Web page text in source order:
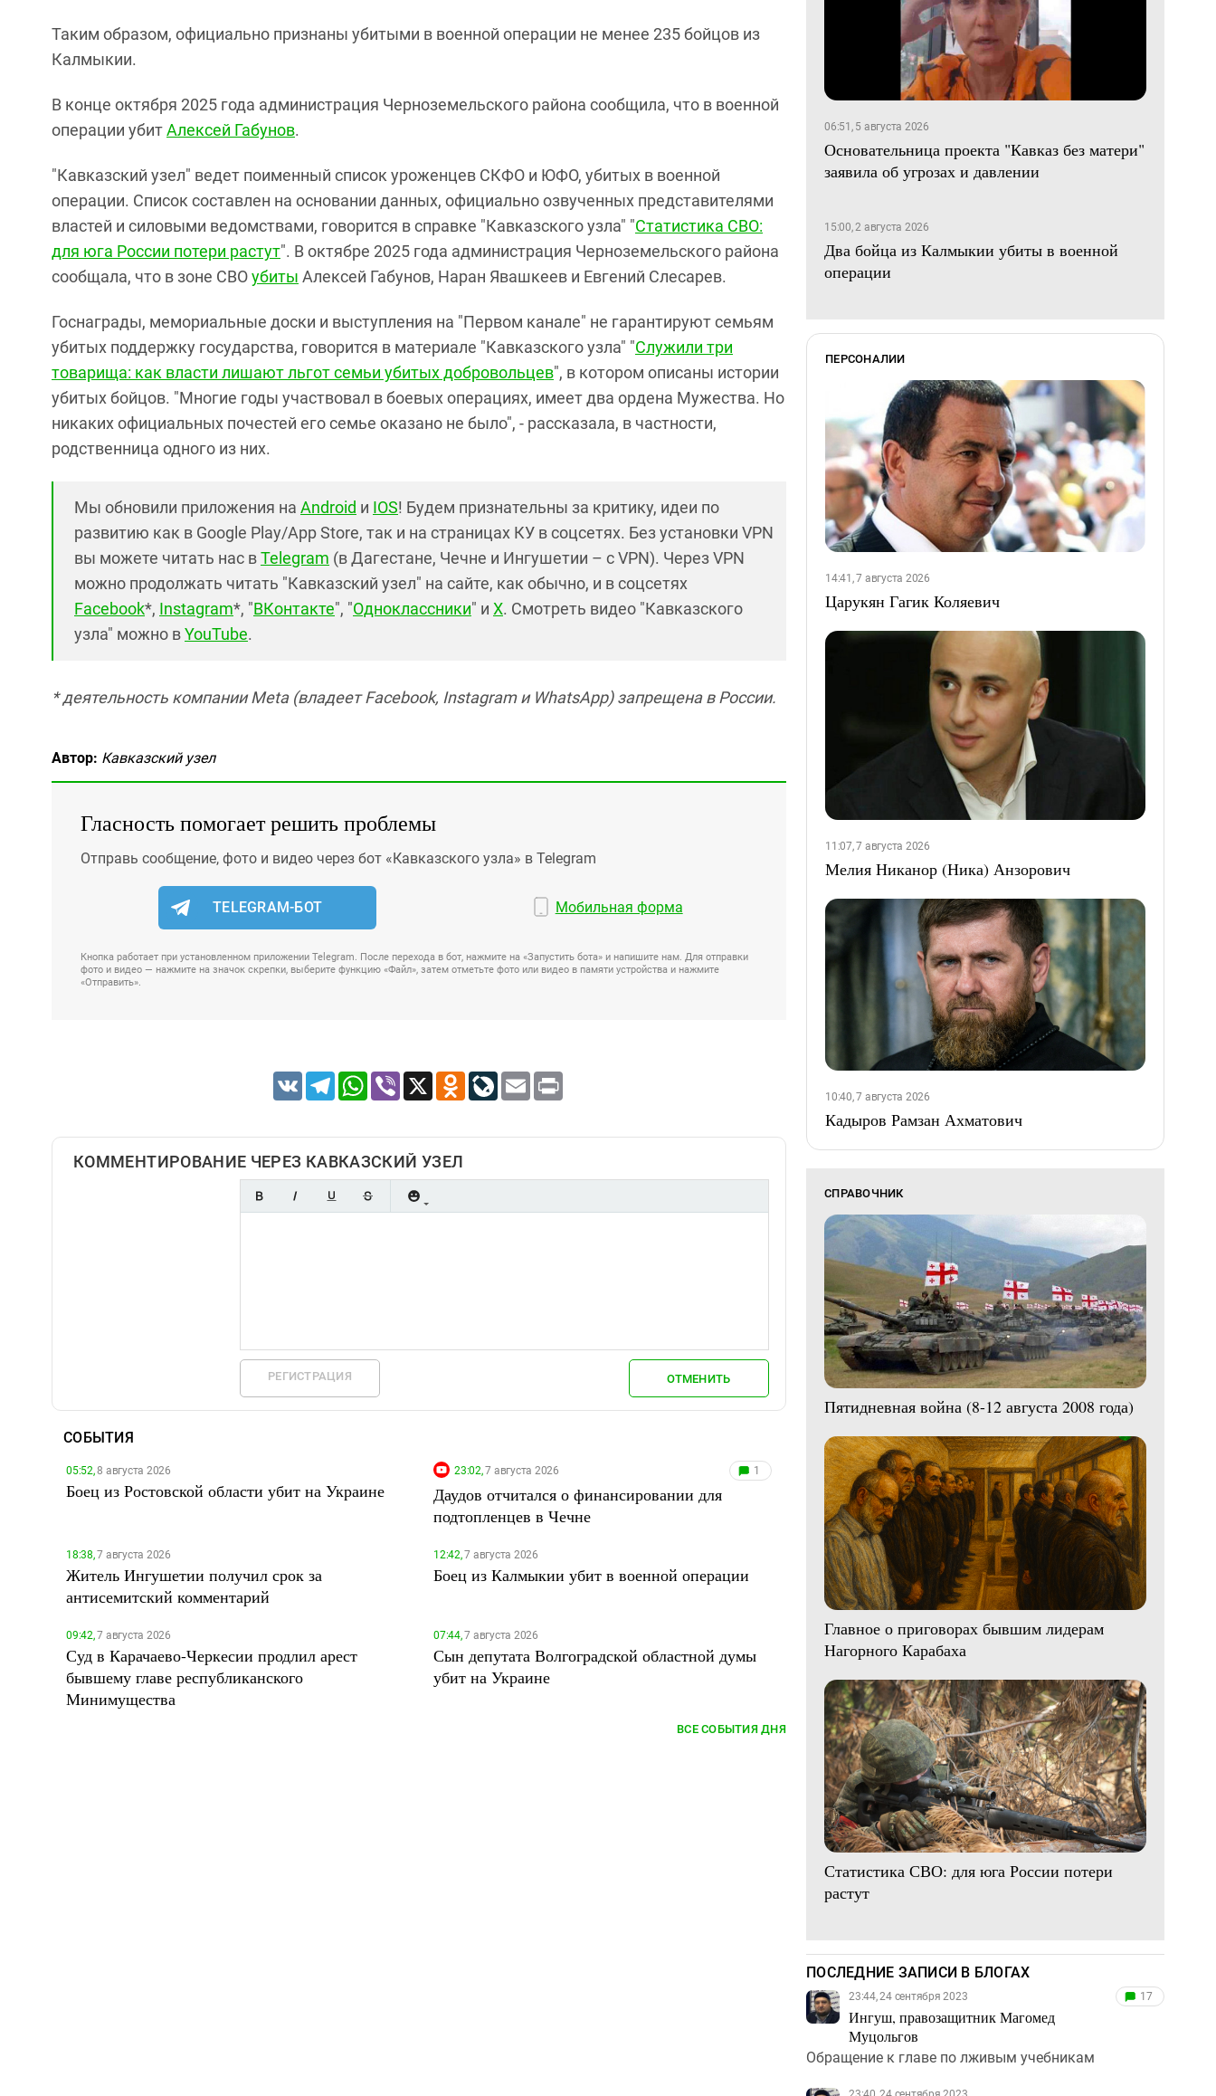
Таким образом, официально признаны убитыми в военной операции не менее 235 бойцов из
Калмыкии.
В конце октября 2025 года администрация Черноземельского района сообщила, что в военной
операции убитАлексей Габунов.
"Кавказский узел" ведет поименный список уроженцев СКФО и ЮФО, убитых в военной
операции. Список составлен на основании данных, официально озвученных представителями
властей и силовыми ведомствами, говорится в справке "Кавказского узла" "Статистика СВО:
для юга России потери растут". В октябре 2025 года администрация Черноземельского района
сообщала, что в зоне СВОубиты Алексей Габунов, Наран Явашкеев и Евгений Слесарев.
Госнаграды, мемориальные доски и выступления на "Первом канале" не гарантируют семьям
убитых поддержку государства, говорится в материале "Кавказского узла" "Служили три
товарища: как власти лишают льгот семьи убитых добровольцев", в котором описаны истории
убитых бойцов. "Многие годы участвовал в боевых операциях, имеет два ордена Мужества. Но
никаких официальных почестей его семье оказано не было", - рассказала, в частности,
родственница одного из них.
Мы обновили приложения на Android и IOS! Будем признательны за критику, идеи по
развитию как в Google Play/App Store, так и на страницах КУ в соцсетях. Без установки VPN
вы можете читать нас вTelegram (в Дагестане, Чечне и Ингушетии – с VPN). Через VPN
можно продолжать читать "Кавказский узел" на сайте, как обычно, и в соцсетях
Facebook*, Instagram*, "ВКонтакте", "Одноклассники" и X. Смотреть видео "Кавказского
узла" можно вYouTube.
* деятельность компании Meta (владеет Facebook, Instagram и WhatsApp) запрещена в России.
Автор: Кавказский узел
Гласность помогает решить проблемы
Отправь сообщение, фото и видео через бот «Кавказского узла» в Telegram
TELEGRAM-БОТ Мобильная форма
Кнопка работает при установленном приложении Telegram. После перехода в бот, нажмите на «Запустить бота» и напишите нам. Для отправки
фото и видео — нажмите на значок скрепки, выберите функцию «Файл», затем отметьте фото или видео в памяти устройства и нажмите
«Отправить».
VK TelegramWhatsApp
Viber X Odnoklassniki
LiveJournal
Email
КОММЕНТИРОВАНИЕ ЧЕРЕЗ КАВКАЗСКИЙ УЗЕЛ
РЕГИСТРАЦИЯ ОТМЕНИТЬ
СОБЫТИЯ
05:52,8 августа 2026
Боец из Ростовской области убит на Украине
23:02,7 августа 2026 1
Даудов отчитался о финансировании для
подтопленцев в Чечне
18:38,7 августа 2026
Житель Ингушетии получил срок за
антисемитский комментарий
12:42,7 августа 2026
Боец из Калмыкии убит в военной операции
09:42,7 августа 2026
Суд в Карачаево-Черкесии продлил арест
бывшему главе республиканского
Минимущества
07:44,7 августа 2026
Сын депутата Волгоградской областной думы
убит на Украине
ВСЕ СОБЫТИЯ ДНЯ
06:51, 5 августа 2026
Основательница проекта "Кавказ без матери"
заявила об угрозах и давлении
15:00, 2 августа 2026
Два бойца из Калмыкии убиты в военной
операции
ПЕРСОНАЛИИ
14:41, 7 августа 2026
Царукян Гагик Коляевич
11:07, 7 августа 2026
Мелия Никанор (Ника) Анзорович
10:40, 7 августа 2026
Кадыров Рамзан Ахматович
СПРАВОЧНИК
Пятидневная война (8-12 августа 2008 года)
Главное о приговорах бывшим лидерам
Нагорного Карабаха
Статистика СВО: для юга России потери
растут
ПОСЛЕДНИЕ ЗАПИСИ В БЛОГАХ
23:44, 24 сентября 2023
Ингуш, правозащитник Магомед
Муцольгов
17
Обращение к главе по лживым учебникам